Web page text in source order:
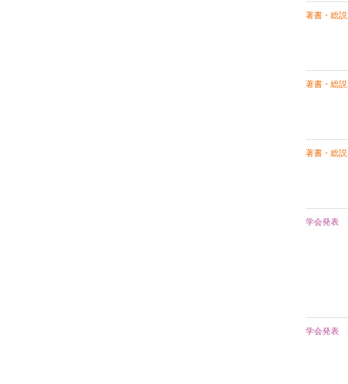
著書・総説
著書・総説
著書・総説
学会発表
学会発表